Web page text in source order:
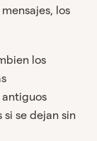
los
los
antiguos
se dejan sin